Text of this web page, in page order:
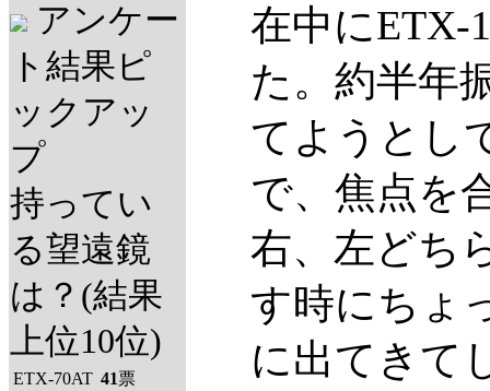
アンケー
ト結果ピ
ックアッ
プ
持ってい
る望遠鏡
は？(結果
上位10位)
ETX-70AT 41票
在中にETX-
た。約半年
てようとし
で、焦点を
右、左どち
す時にちょ
に出てきて